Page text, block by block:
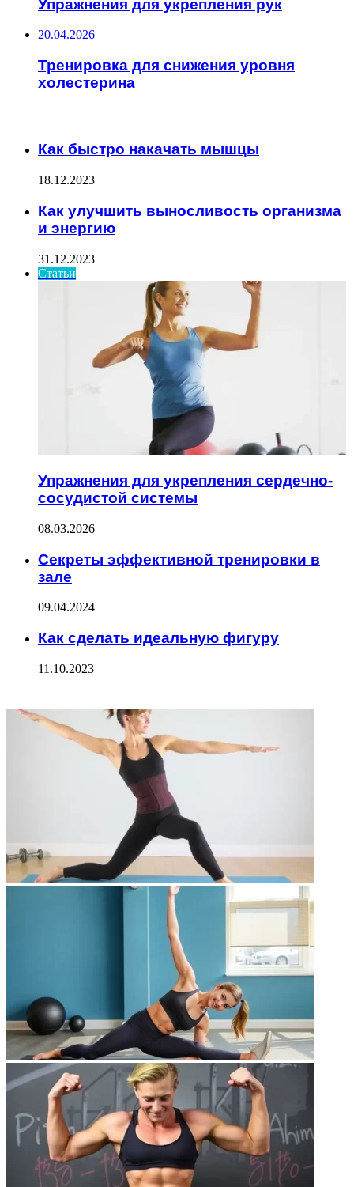
Упражнения для укрепления рук
20.04.2026
Тренировка для снижения уровня
холестерина
Как быстро накачать мышцы
18.12.2023
Как улучшить выносливость организма
и энергию
31.12.2023
Статьи
Упражнения для укрепления сердечно-
сосудистой системы
08.03.2026
Секреты эффективной тренировки в
зале
09.04.2024
Как сделать идеальную фигуру
11.10.2023